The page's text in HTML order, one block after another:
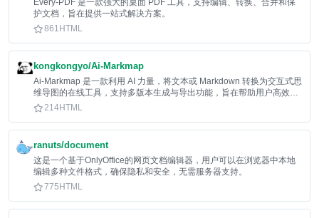
Every-PDF 是一款强大的桌面 PDF 工具，支持编辑、转换、合并和保
护文档，旨在提供一站式解决方案。
861 HTML
kongkongyo/Ai-Markmap
Ai-Markmap 是一款利用 AI 力量，将文本或 Markdown 转换为交互式思
维导图的在线工具，支持多版本生成与导出功能，旨在帮助用户高效梳
理信息。
214HTML
ranuts/document
这是一个基于OnlyOffice的网页文档编辑器，用户可以在浏览器中本地
编辑多种文件格式，确保隐私和安全，无需服务器支持。
775 HTML